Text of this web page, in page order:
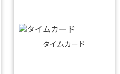
タイムカード